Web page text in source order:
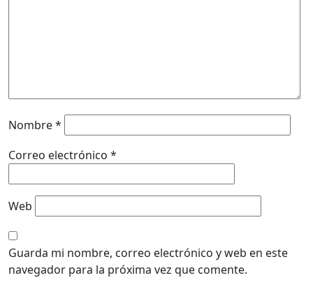
Nombre*
Correo electrónico *
Web
Guarda mi nombre, correo electrónico y web en este
navegador para la próxima vez que comente.